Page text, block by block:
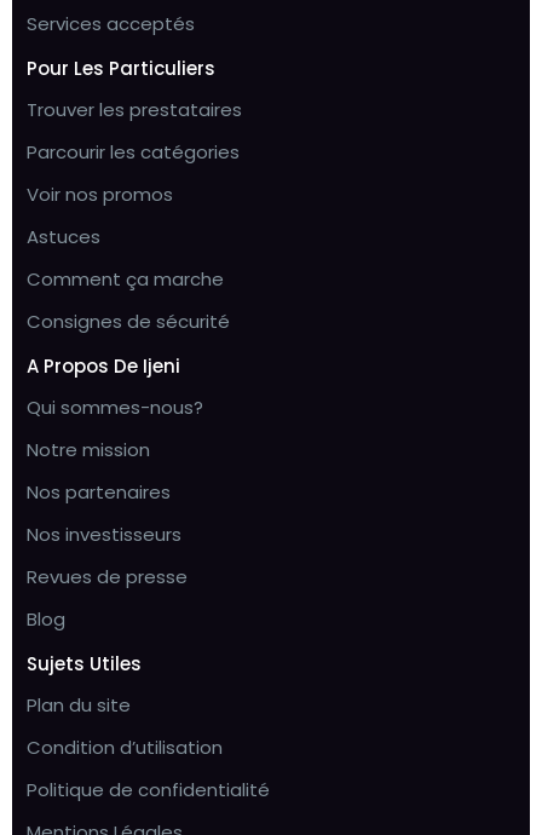
Services acceptés
Pour Les Particuliers
Trouver les prestataires
Parcourir les catégories
Voir nos promos
Astuces
Comment ça marche
Consignes de sécurité
A Propos De Ijeni
Qui sommes-nous?
Notre mission
Nos partenaires
Nos investisseurs
Revues de presse
Blog
Sujets Utiles
Plan du site
Condition d’utilisation
Politique de confidentialité